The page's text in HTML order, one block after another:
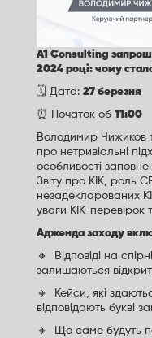
А1 Consulting
2024 році: чому
🗓 Дата: 27 березня
⏰ Початок об 11:00
Володимир Чижиков
про нетривіальні
особливості
Звіту про КІК, роль
незадекларованих
уваги КІК-перевірок
Адженда заходу
🔸 Відповіді на
залишаються
🔸 Кейси, які
відповідають букві
🔸 Що саме будуть